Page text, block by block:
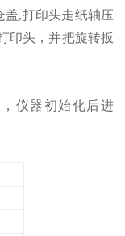
盖,打印头走纸轴压
印头，并把旋转扳
仪器初始化后进